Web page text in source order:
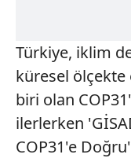
Türkiye, iklim
küresel
biri olan
ilerlerken
COP31'e